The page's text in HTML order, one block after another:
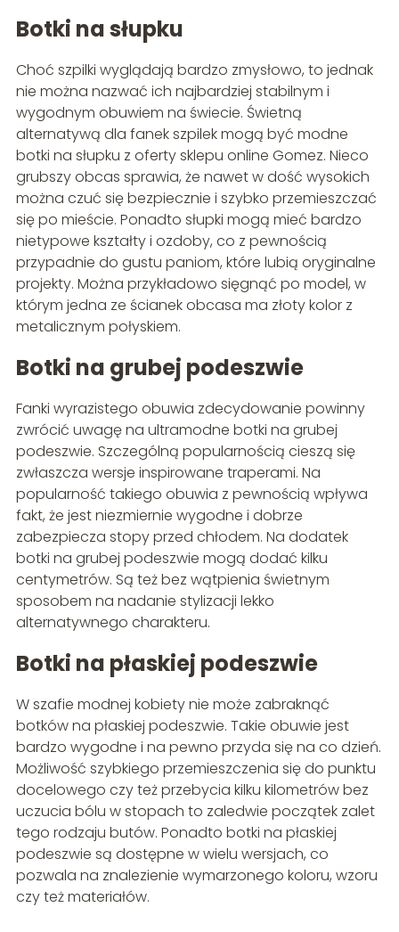
Botki na słupku
Choć szpilki wyglądają bardzo zmysłowo, to jednak
nie można nazwać ich najbardziej stabilnym i
wygodnym obuwiem na świecie. Świetną
alternatywą dla fanek szpilek mogą być modne
botki na słupku z oferty sklepu online Gomez. Nieco
grubszy obcas sprawia, że nawet w dość wysokich
można czuć się bezpiecznie i szybko przemieszczać
się po mieście. Ponadto słupki mogą mieć bardzo
nietypowe kształty i ozdoby, co z pewnością
przypadnie do gustu paniom, które lubią oryginalne
projekty. Można przykładowo sięgnąć po model, w
którym jedna ze ścianek obcasa ma złoty kolor z
metalicznym połyskiem.
Botki na grubej podeszwie
Fanki wyrazistego obuwia zdecydowanie powinny
zwrócić uwagę na ultramodne botki na grubej
podeszwie. Szczególną popularnością cieszą się
zwłaszcza wersje inspirowane traperami. Na
popularność takiego obuwia z pewnością wpływa
fakt, że jest niezmiernie wygodne i dobrze
zabezpiecza stopy przed chłodem. Na dodatek
botki na grubej podeszwie mogą dodać kilku
centymetrów. Są też bez wątpienia świetnym
sposobem na nadanie stylizacji lekko
alternatywnego charakteru.
Botki na płaskiej podeszwie
W szafie modnej kobiety nie może zabraknąć
botków na płaskiej podeszwie. Takie obuwie jest
bardzo wygodne i na pewno przyda się na co dzień.
Możliwość szybkiego przemieszczenia się do punktu
docelowego czy też przebycia kilku kilometrów bez
uczucia bólu w stopach to zaledwie początek zalet
tego rodzaju butów. Ponadto botki na płaskiej
podeszwie są dostępne w wielu wersjach, co
pozwala na znalezienie wymarzonego koloru, wzoru
czy też materiałów.